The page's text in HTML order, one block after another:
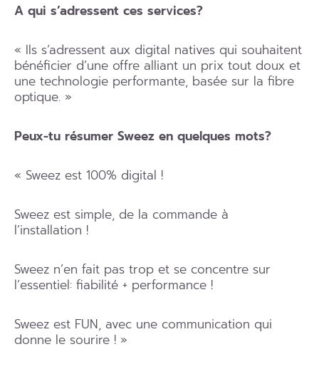
A qui s’adressent ces services?
« Ils s’adressent aux digital natives qui souhaitent
bénéficier d’une offre alliant un prix tout doux et
une technologie performante, basée sur la fibre
optique. »
Peux-tu résumer Sweez en quelques mots?
« Sweez est 100% digital !
Sweez est simple, de la commande à
l’installation !
Sweez n’en fait pas trop et se concentre sur
l’essentiel: fiabilité + performance !
Sweez est FUN, avec une communication qui
donne le sourire ! »